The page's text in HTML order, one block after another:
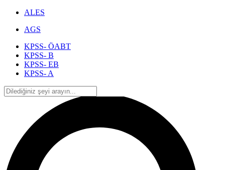
ALES
AGS
KPSS- ÖABT
KPSS- B
KPSS- EB
KPSS- A